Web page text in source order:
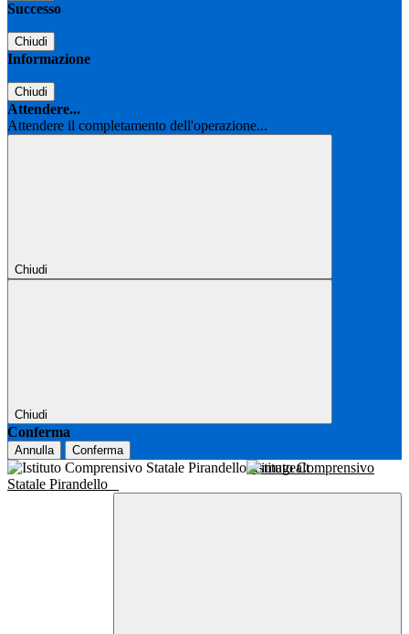
Successo
Chiudi
Informazione
Chiudi
Attendere...
Attendere il completamento dell'operazione...
Chiudi
Chiudi
Conferma
Annulla Conferma
Istituto Comprensivo
Statale Pirandello